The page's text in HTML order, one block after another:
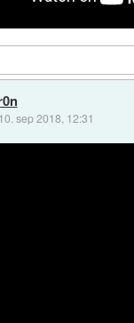
10. sep 2018, 12:31